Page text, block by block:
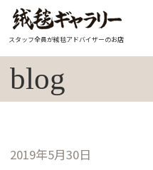
スタッフ全員が絨毯アドバイザーのお店
blog
2019年5月30日